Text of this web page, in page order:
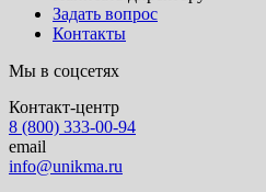
Задать вопрос
Контакты
Мы в соцсетях
Контакт-центр
8 (800) 333-00-94
email
info@unikma.ru